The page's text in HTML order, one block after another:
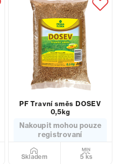
PF Travní směs DOSEV
0,5kg
Nakoupit mohou pouze
registrovaní
Skladem 5 ks